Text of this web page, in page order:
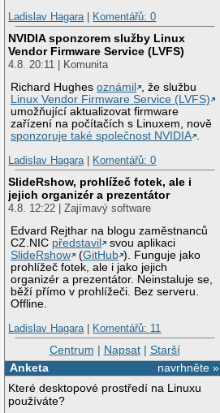
Ladislav Hagara| Komentářů: 0
NVIDIA sponzorem služby Linux
Vendor Firmware Service (LVFS)
4.8. 20:11 | Komunita
Richard Hughesoznámil
, že službu
Linux Vendor Firmware Service (LVFS)
umožňující aktualizovat firmware
zařízení na počítačích s Linuxem, nově
sponzoruje také společnost NVIDIA .
Ladislav Hagara| Komentářů: 0
SlideRshow, prohlížeč fotek, ale i
jejich organizér a prezentátor
4.8. 12:22 | Zajímavý software
Edvard Rejthar na blogu zaměstnanců
CZ.NIC představil
svou aplikaci
SlideRshow
(GitHub ). Funguje jako
prohlížeč fotek, ale i jako jejich
organizér a prezentátor. Neinstaluje se,
běží přímo v prohlížeči. Bez serveru.
Offline.
Ladislav Hagara| Komentářů: 11
Centrum | Napsat| Starší
navrhněte »
Anketa
Které desktopové prostředí na Linuxu
používáte?